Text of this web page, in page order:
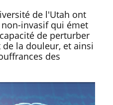
de l'Utah ont
invasif qui émet
de perturber
la douleur, et ainsi
des